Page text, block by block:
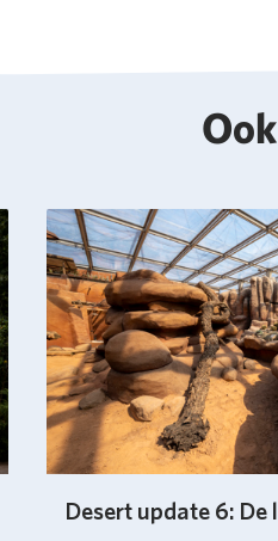
Desert update 6: De